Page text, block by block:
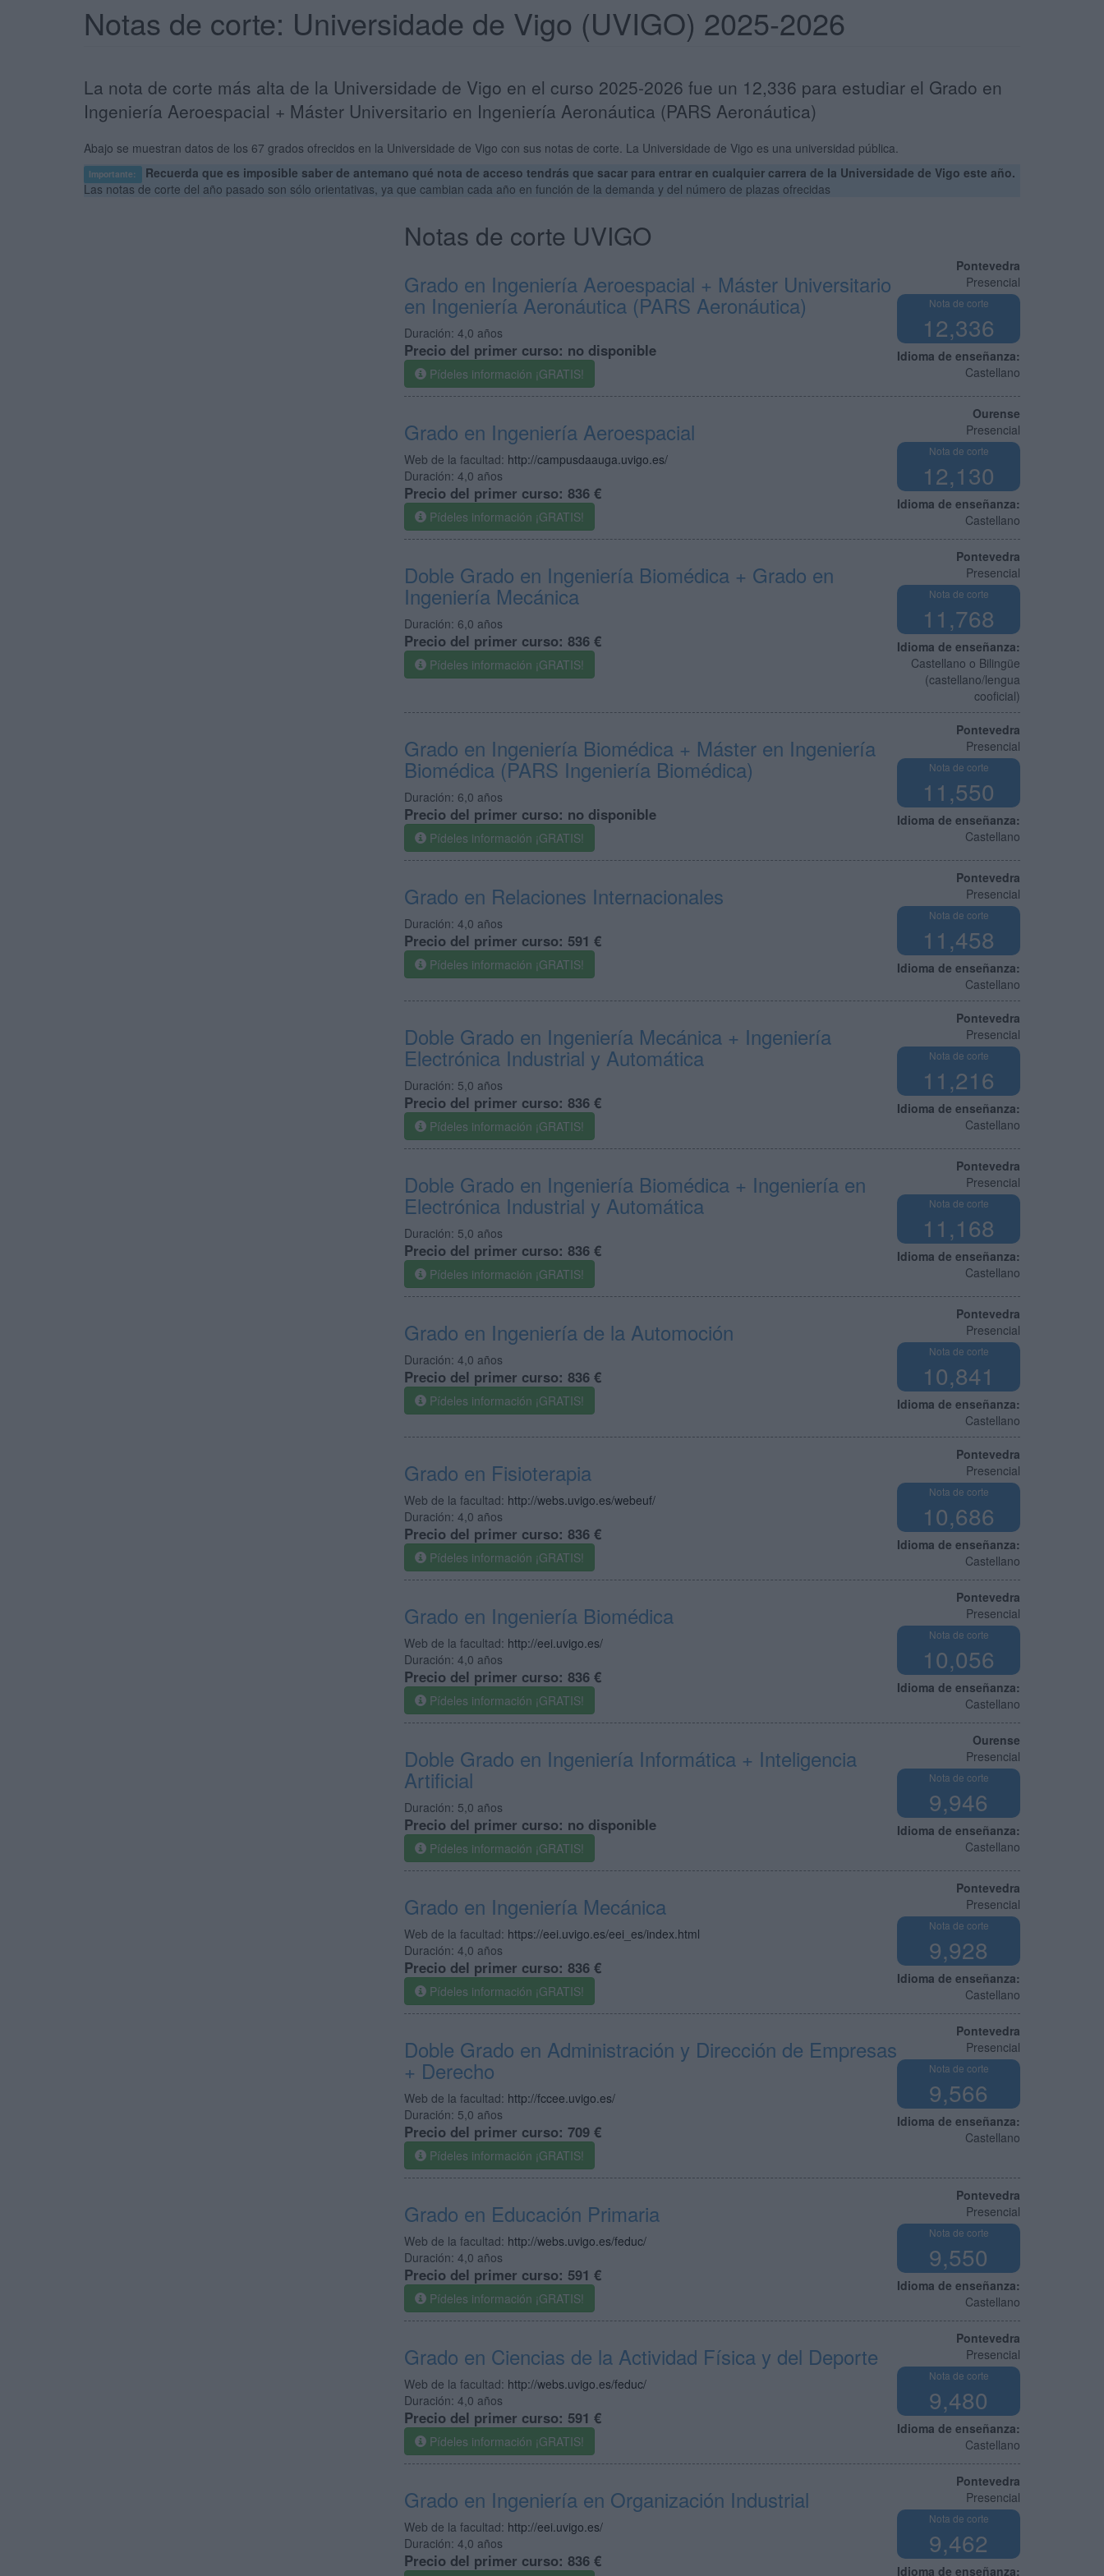
Notas de corte: Universidade de Vigo (UVIGO) 2025-2026
La nota de corte más alta de la Universidade de Vigo en el curso 2025-2026 fue un 12,336 para estudiar el Grado en
Ingeniería Aeroespacial + Máster Universitario en Ingeniería Aeronáutica (PARS Aeronáutica)
Abajo se muestran datos de los 67 grados ofrecidos en la Universidade de Vigo con sus notas de corte. La Universidade de Vigo es una universidad pública.
Importante:
Recuerda que es imposible saber de antemano qué nota de acceso tendrás que sacar para entrar en cualquier carrera de la Universidade de Vigo este año.
Las notas de corte del año pasado son sólo orientativas, ya que cambian cada año en función de la demanda y del número de plazas ofrecidas
Notas de corte UVIGO
Pontevedra
Presencial
Nota de corte
12,336
Idioma de enseñanza:
Castellano
Grado en Ingeniería Aeroespacial + Máster Universitario
en Ingeniería Aeronáutica (PARS Aeronáutica)
Duración: 4,0 años
Precio del primer curso: no disponible
Pídeles información ¡GRATIS!
Ourense
Presencial
Nota de corte
12,130
Idioma de enseñanza:
Castellano
Grado en Ingeniería Aeroespacial
Web de la facultad: http://campusdaauga.uvigo.es/
Duración: 4,0 años
Precio del primer curso: 836 €
Pídeles información ¡GRATIS!
Pontevedra
Presencial
Nota de corte
11,768
Idioma de enseñanza:
Castellano o Bilingüe
(castellano/lengua
cooficial)
Doble Grado en Ingeniería Biomédica + Grado en
Ingeniería Mecánica
Duración: 6,0 años
Precio del primer curso: 836 €
Pídeles información ¡GRATIS!
Pontevedra
Presencial
Nota de corte
11,550
Idioma de enseñanza:
Castellano
Grado en Ingeniería Biomédica + Máster en Ingeniería
Biomédica (PARS Ingeniería Biomédica)
Duración: 6,0 años
Precio del primer curso: no disponible
Pídeles información ¡GRATIS!
Pontevedra
Presencial
Nota de corte
11,458
Idioma de enseñanza:
Castellano
Grado en Relaciones Internacionales
Duración: 4,0 años
Precio del primer curso: 591 €
Pídeles información ¡GRATIS!
Pontevedra
Presencial
Nota de corte
11,216
Idioma de enseñanza:
Castellano
Doble Grado en Ingeniería Mecánica + Ingeniería
Electrónica Industrial y Automática
Duración: 5,0 años
Precio del primer curso: 836 €
Pídeles información ¡GRATIS!
Pontevedra
Presencial
Nota de corte
11,168
Idioma de enseñanza:
Castellano
Doble Grado en Ingeniería Biomédica + Ingeniería en
Electrónica Industrial y Automática
Duración: 5,0 años
Precio del primer curso: 836 €
Pídeles información ¡GRATIS!
Pontevedra
Presencial
Nota de corte
10,841
Idioma de enseñanza:
Castellano
Grado en Ingeniería de la Automoción
Duración: 4,0 años
Precio del primer curso: 836 €
Pídeles información ¡GRATIS!
Pontevedra
Presencial
Nota de corte
10,686
Idioma de enseñanza:
Castellano
Grado en Fisioterapia
Web de la facultad: http://webs.uvigo.es/webeuf/
Duración: 4,0 años
Precio del primer curso: 836 €
Pídeles información ¡GRATIS!
Pontevedra
Presencial
Nota de corte
10,056
Idioma de enseñanza:
Castellano
Grado en Ingeniería Biomédica
Web de la facultad: http://eei.uvigo.es/
Duración: 4,0 años
Precio del primer curso: 836 €
Pídeles información ¡GRATIS!
Ourense
Presencial
Nota de corte
9,946
Idioma de enseñanza:
Castellano
Doble Grado en Ingeniería Informática + Inteligencia
Artificial
Duración: 5,0 años
Precio del primer curso: no disponible
Pídeles información ¡GRATIS!
Pontevedra
Presencial
Nota de corte
9,928
Idioma de enseñanza:
Castellano
Grado en Ingeniería Mecánica
Web de la facultad: https://eei.uvigo.es/eei_es/index.html
Duración: 4,0 años
Precio del primer curso: 836 €
Pídeles información ¡GRATIS!
Pontevedra
Presencial
Nota de corte
9,566
Idioma de enseñanza:
Castellano
Doble Grado en Administración y Dirección de Empresas
+ Derecho
Web de la facultad: http://fccee.uvigo.es/
Duración: 5,0 años
Precio del primer curso: 709 €
Pídeles información ¡GRATIS!
Pontevedra
Presencial
Nota de corte
9,550
Idioma de enseñanza:
Castellano
Grado en Educación Primaria
Web de la facultad: http://webs.uvigo.es/feduc/
Duración: 4,0 años
Precio del primer curso: 591 €
Pídeles información ¡GRATIS!
Pontevedra
Presencial
Nota de corte
9,480
Idioma de enseñanza:
Castellano
Grado en Ciencias de la Actividad Física y del Deporte
Web de la facultad: http://webs.uvigo.es/feduc/
Duración: 4,0 años
Precio del primer curso: 591 €
Pídeles información ¡GRATIS!
Pontevedra
Presencial
Nota de corte
9,462
Idioma de enseñanza:
Grado en Ingeniería en Organización Industrial
Web de la facultad: http://eei.uvigo.es/
Duración: 4,0 años
Precio del primer curso: 836 €